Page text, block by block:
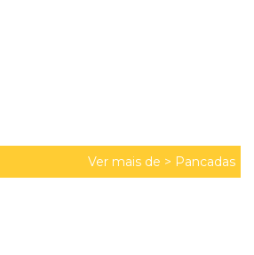
Ver mais de > Pancadas